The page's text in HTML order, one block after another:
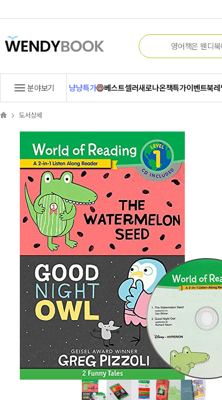
분야보기 냥냥특가 베스트셀러새로나온책특가이벤트북
도서상세